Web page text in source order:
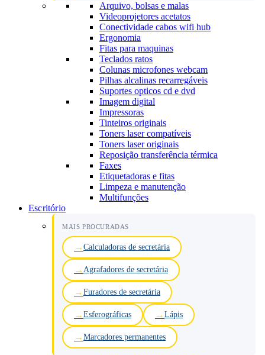
Arquivo, bolsas e malas
Videoprojetores acetatos
Conectividade cabos wifi hub
Ergonomia
Fitas para maquinas
Teclados ratos
Colunas microfones webcam
Pilhas alcalinas recarregáveis
Suportes opticos cd e dvd
Imagem digital
Impressoras
Tinteiros originais
Toners laser compatíveis
Toners laser originais
Reposição transferência térmica
Faxes
Etiquetadoras e fitas
Limpeza e manutenção
Multifunções
Escritório
MAIS PROCURADAS
Calculadoras de secretária
Agrafadores de secretária
Furadores de secretária
Esferográficas Lápis
Marcadores permanentes